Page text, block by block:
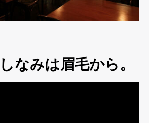
なみは眉毛から。